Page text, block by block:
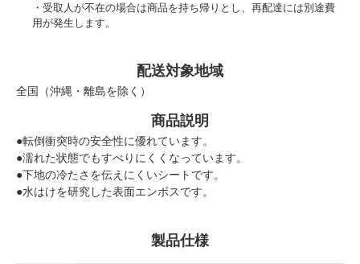
受取人が不在の場合は商品を持ち帰りとし、再配達には別途費
用が発生します。
配送対象地域
全国（沖縄・離島を除く）
商品説明
●転倒衝突時の安全性に優れています。
●濡れた状態でもすべりにくくなっています。
●下地の冷たさを伝えにくいシートです。
●水はけを研究した表面エンボスです。
製品仕様